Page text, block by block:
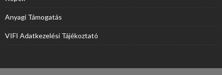
Anyagi Támogatás
VIFI Adatkezelési Tájékoztató